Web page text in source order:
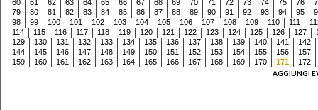
60 61 62 63 64 65 66 67 68 69 70 71 72 73 74 75 76
79
80 81 82 83 84 85 86 87 88 89 90 91 92 93 94 95
98
99 100 101 102 103 104 105 106 107 108 109 110 111
114
115 116 117 118 119 120 121 122 123 124 125 126 127
129
130 131 132 133 134 135 136 137 138 139 140 141
142
144
145 146 147 148 149 150 151 152 153 154 155 156
157
159
160 161 162 163 164 165 166 167 168 169 170 171
172
AGGIUNGI